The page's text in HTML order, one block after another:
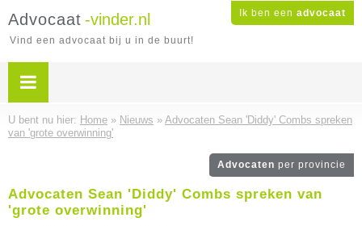
Ik ben een advocaat
Advocaat -vinder.nl
Vind een advocaat bij u in de buurt!
U bent nu hier: Home » Nieuws » Advocaten Sean 'Diddy' Combs spreken
van 'grote overwinning'
Advocaten per provincie
Advocaten Sean 'Diddy' Combs spreken van
'grote overwinning'